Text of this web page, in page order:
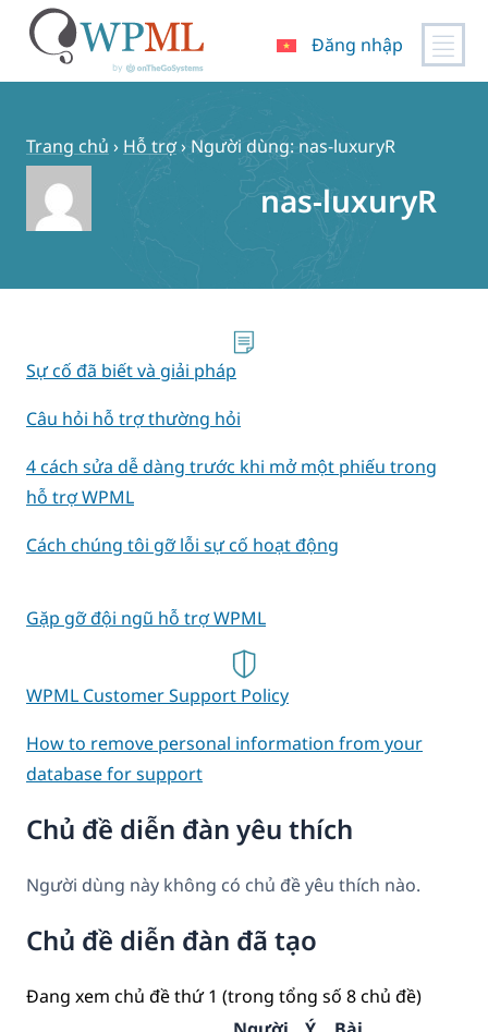
dung
Đăng nhập
Trang chủ › Hỗ trợ› Người dùng: nas-luxuryR
nas-luxuryR
Chủ đề diễn đàn yêu thích
Người dùng này không có chủ đề yêu thích nào.
Chủ đề diễn đàn đã tạo
Đang xem chủ đề thứ 1 (trong tổng số 8 chủ đề)
Sự cố đã biết và giải pháp
Câu hỏi hỗ trợ thường hỏi
4 cách sửa dễ dàng trước khi mở một phiếu trong
hỗ trợ WPML
Cách chúng tôi gỡ lỗi sự cố hoạt động
Gặp gỡ đội ngũ hỗ trợ WPML
WPML Customer Support Policy
How to remove personal information from your
database for support